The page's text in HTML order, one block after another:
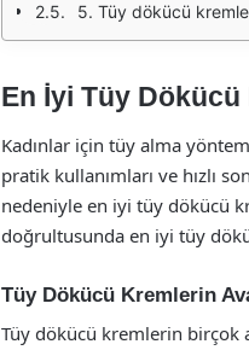
5. Tüy dökücü
En İyi Tüy
Kadınlar için tüy alma
pratik kullanımları ve hızlı
nedeniyle en iyi tüy dökücü
doğrultusunda en iyi tüy
Tüy Dökücü Kremlerin
Tüy dökücü kremlerin birçok